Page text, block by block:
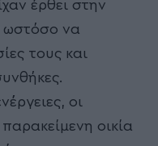
έρθει στην
ωστόσο να
τους και
οι
οικία